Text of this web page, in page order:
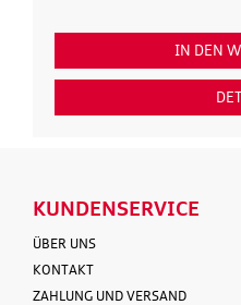
IN DEN
KUNDENSERVICE
ÜBER UNS
KONTAKT
ZAHLUNG UND VERSAND